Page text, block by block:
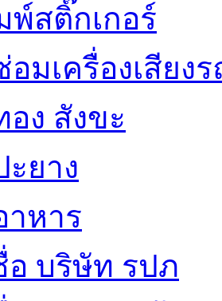
พ์สติ๊กเกอร์
อมเครื่องเสียง
อง สังขะ
ยาง
าหาร
อ บริษัท รปภ